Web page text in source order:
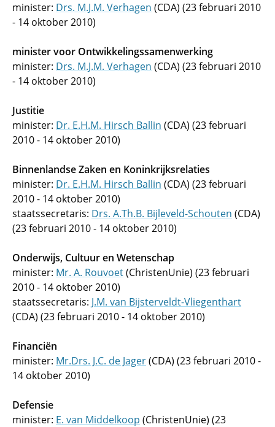
minister: Drs. M.J.M. Verhagen (CDA) (23 februari 2010
- 14 oktober 2010)
minister voor Ontwikkelingssamenwerking
minister: Drs. M.J.M. Verhagen (CDA) (23 februari 2010
- 14 oktober 2010)
Justitie
minister: Dr. E.H.M. Hirsch Ballin (CDA) (23 februari
2010 - 14 oktober 2010)
Binnenlandse Zaken en Koninkrijksrelaties
minister: Dr. E.H.M. Hirsch Ballin (CDA) (23 februari
2010 - 14 oktober 2010)
staatssecretaris: Drs. A.Th.B. Bijleveld-Schouten (CDA)
(23 februari 2010 - 14 oktober 2010)
Onderwijs, Cultuur en Wetenschap
minister: Mr. A. Rouvoet(ChristenUnie) (23 februari
2010 - 14 oktober 2010)
staatssecretaris: J.M. van Bijsterveldt-Vliegenthart
(CDA) (23 februari 2010 - 14 oktober 2010)
Financiën
minister: Mr.Drs. J.C. de Jager(CDA) (23 februari 2010 -
14 oktober 2010)
Defensie
minister: E. van Middelkoop (ChristenUnie) (23